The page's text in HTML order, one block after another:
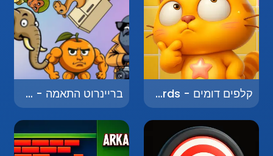
קלפים דומים - Matching Cards בריינרוט התאמה - Brainrot Merge